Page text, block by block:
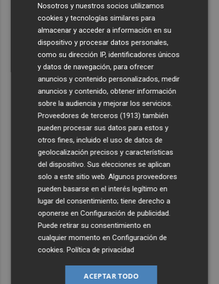
Nosotros y nuestros socios utilizamos
cookies y tecnologías similares para
almacenar y acceder a información en su
dispositivo y procesar datos personales,
como su dirección IP, identificadores únicos
y datos de navegación, para ofrecer
anuncios y contenido personalizados, medir
anuncios y contenido, obtener información
sobre la audiencia y mejorar los servicios.
Proveedores de terceros (1913) también
pueden procesar sus datos para estos y
otros fines, incluido el uso de datos de
geolocalización precisos y características
del dispositivo. Sus elecciones se aplican
solo a este sitio web. Algunos proveedores
pueden basarse en el interés legítimo en
lugar del consentimiento; tiene derecho a
oponerse enConfiguración de publicidad
Puede retirar su consentimiento en
cualquier momento enConfiguración de
cookies .Política de privacidad
ACEPTAR TODO